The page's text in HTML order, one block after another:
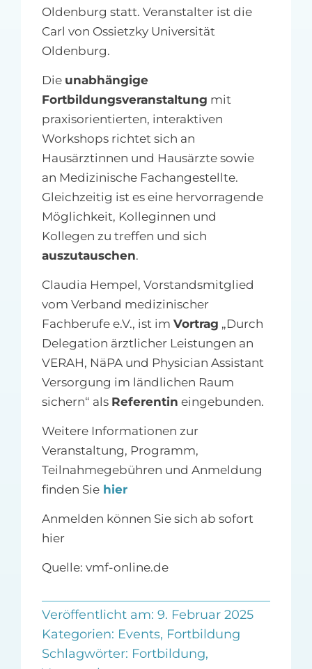
Oldenburg statt. Veranstalter ist die
Carl von Ossietzky Universität
Oldenburg.
Die unabhängige
Fortbildungsveranstaltung mit
praxisorientierten, interaktiven
Workshops richtet sich an
Hausärztinnen und Hausärzte sowie
an Medizinische Fachangestellte.
Gleichzeitig ist es eine hervorragende
Möglichkeit, Kolleginnen und
Kollegen zu treffen und sich
auszutauschen.
Claudia Hempel, Vorstandsmitglied
vom Verband medizinischer
Fachberufe e.V., ist im Vortrag „Durch
Delegation ärztlicher Leistungen an
VERAH, NäPA und Physician Assistant
Versorgung im ländlichen Raum
sichern“ als Referentin eingebunden.
Weitere Informationen zur
Veranstaltung, Programm,
Teilnahmegebühren und Anmeldung
finden Siehier
Anmelden können Sie sich ab sofort
hier
Quelle: vmf-online.de
Veröffentlicht am: 9. Februar 2025
Kategorien: Events, Fortbildung
Schlagwörter: Fortbildung,